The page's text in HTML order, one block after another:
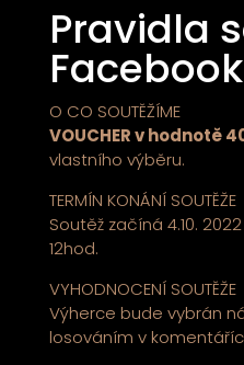
Pravidla
O CO SOUTĚŽÍME
VOUCHER v hodnotě
vlastního výběru.
TERMÍN KONÁNÍ SOUTĚŽE
Soutěž začíná 4.10.
12hod.
VYHODNOCENÍ SOUTĚŽE
Výherce bude vybrán
losováním v